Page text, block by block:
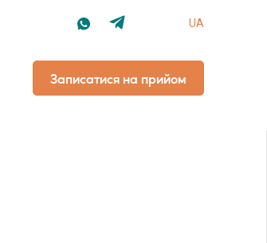
UA
Записатися на прийом